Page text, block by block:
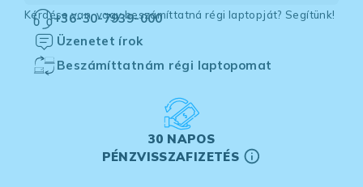
Kérdése van, vagy beszámíttatná régi laptopját? Segítünk!
+36-30-7939-000
Üzenetet írok
Beszámíttatnám régi laptopomat
30 NAPOS
PÉNZVISSZAFIZETÉS